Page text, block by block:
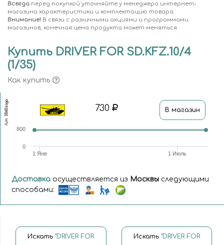
Всегда перед покупкой уточняйте у менеджера интернет-
магазина характеристики и комплектацию товара.
Внимание! В связи с различными акциями и программами
магазинов, конечная цена продукта может меняться.
Купить DRIVER FOR SD.KFZ.10/4
(1/35)
Как купить
Арт.
3560soga 730 В магазин
1 Янв 1 Июль
0
800
Доставка осуществляется из Москвы следующими
способами:
Искать "DRIVER FOR Искать "DRIVER FOR